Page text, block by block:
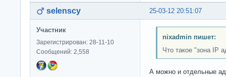
25-03-12 20:51:07
selenscy
Участник
Зарегистрирован: 28-11-10
Сообщений: 2,558
nixadmin пишет:
Что такое "зона IP
А можно и отдельные